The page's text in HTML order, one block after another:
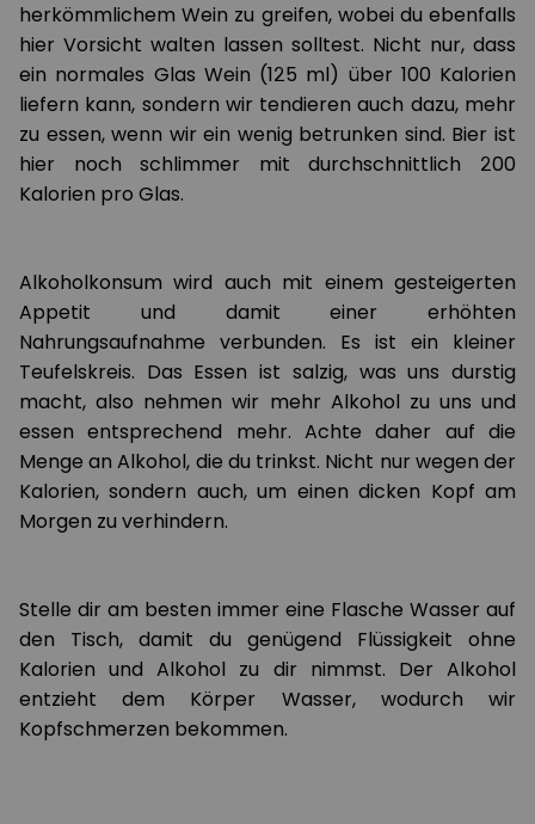
herkömmlichem Wein zu greifen, wobei du ebenfalls
hier Vorsicht walten lassen solltest. Nicht nur, dass
ein normales Glas Wein (125 ml) über 100 Kalorien
liefern kann, sondern wir tendieren auch dazu, mehr
zu essen, wenn wir ein wenig betrunken sind. Bier ist
hier noch schlimmer mit durchschnittlich 200
Kalorien pro Glas.
Alkoholkonsum wird auch mit einem gesteigerten
Appetit und damit einer erhöhten
Nahrungsaufnahme verbunden. Es ist ein kleiner
Teufelskreis. Das Essen ist salzig, was uns durstig
macht, also nehmen wir mehr Alkohol zu uns und
essen entsprechend mehr. Achte daher auf die
Menge an Alkohol, die du trinkst. Nicht nur wegen der
Kalorien, sondern auch, um einen dicken Kopf am
Morgen zu verhindern.
Stelle dir am besten immer eine Flasche Wasser auf
den Tisch, damit du genügend Flüssigkeit ohne
Kalorien und Alkohol zu dir nimmst. Der Alkohol
entzieht dem Körper Wasser, wodurch wir
Kopfschmerzen bekommen.